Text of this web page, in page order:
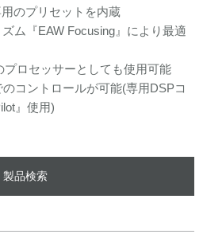
用のプリセットを内蔵
ム『EAW Focusing』により最適
プロセッサーとしても使用可能
コントロールが可能(専用DSPコ
』使用)
製品検索